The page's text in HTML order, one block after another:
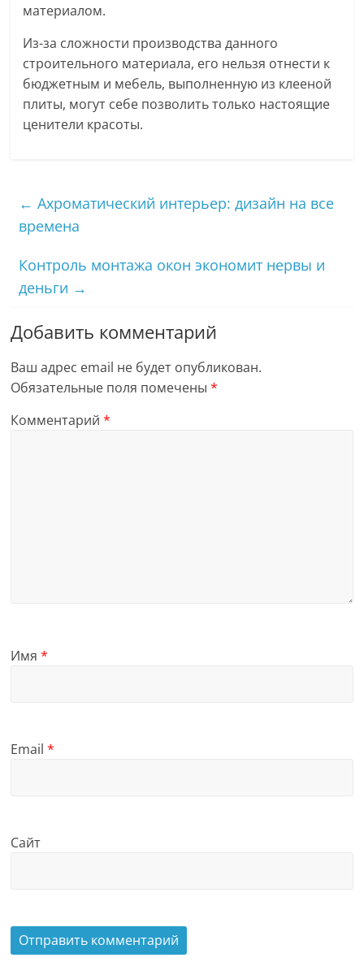
материалом.
Из-за сложности производства данного
строительного материала, его нельзя отнести к
бюджетным и мебель, выполненную из клееной
плиты, могут себе позволить только настоящие
ценители красоты.
← Ахроматический интерьер: дизайн на все
времена
Контроль монтажа окон экономит нервы и
деньги →
Добавить комментарий
Ваш адрес email не будет опубликован.
Обязательные поля помечены*
Комментарий*
Имя*
Email*
Сайт